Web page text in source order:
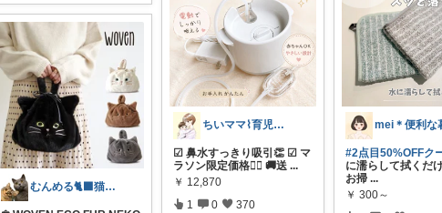
むんめる🐈‍⬛猫と快適ライフ🐈朝コレ
ちいママ⌇育児グッズ𖤣𖥧𖥣𖡡
☑︎ 鼻水すっきり吸引👏 ☑︎ マ
ラソン限定価格❤️‍🔥 🚚送 ...
￥ 12,870
1 0 370
#2点目50%OFFク
に濡らして拭くだ
お掃 ...
￥ 300～